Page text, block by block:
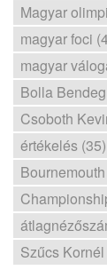
Magyar
magyar foci
magyar
Bolla
Csoboth
értékelés (35)
Szűcs